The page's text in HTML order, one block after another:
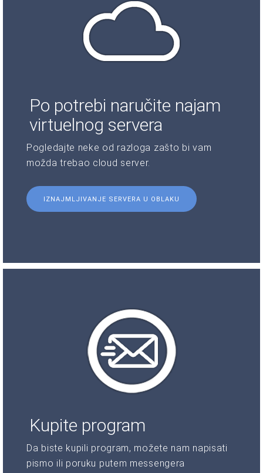
Po potrebi naručite najam
virtuelnog servera
Pogledajte neke od razloga zašto bi vam
možda trebao cloud server.
IZNAJMLJIVANJE SERVERA U OBLAKU
Kupite program
Da biste kupili program, možete nam napisati
pismo ili poruku putem messengera